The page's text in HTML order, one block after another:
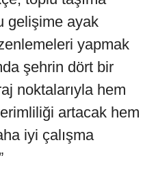
gelişime ayak
yapmak
şehrin dört bir
noktalarıyla hem
artacak hem
iyi çalışma